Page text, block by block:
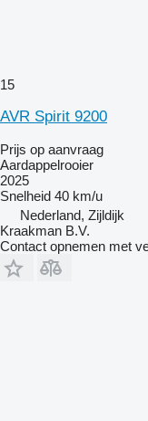
15
AVR Spirit 9200
Prijs op aanvraag
Aardappelrooier
2025
Snelheid 40 km/u
Nederland, Zijldijk
Kraakman B.V.
Contact opnemen met